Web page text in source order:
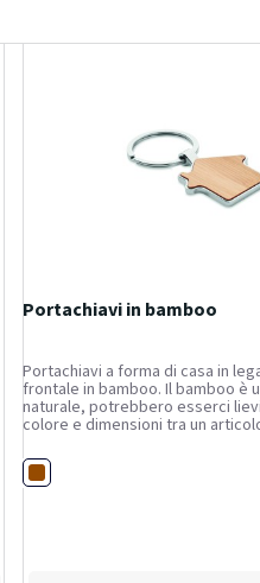
Portachiavi in bamboo
Portachiavi a forma di casa in
frontale in bamboo. Il bamboo è
naturale, potrebbero esserci
colore e dimensioni tra un
personalizzazione.
Legno